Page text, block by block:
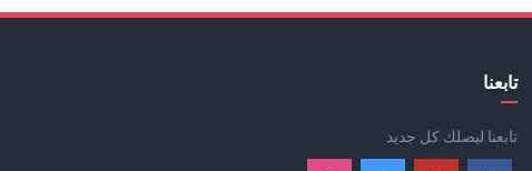
تابعنا
تابعنا ليصلك كل جديد